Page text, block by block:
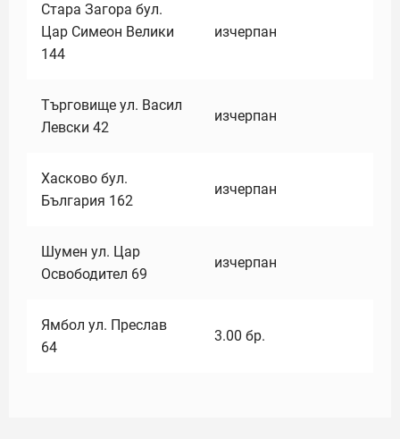
Стара Загора бул.
Цар Симеон Велики
144
изчерпан
Търговище ул. Васил
Левски 42
изчерпан
Хасково бул.
България 162
изчерпан
Шумен ул. Цар
Освободител 69
изчерпан
Ямбол ул. Преслав
64
3.00 бр.